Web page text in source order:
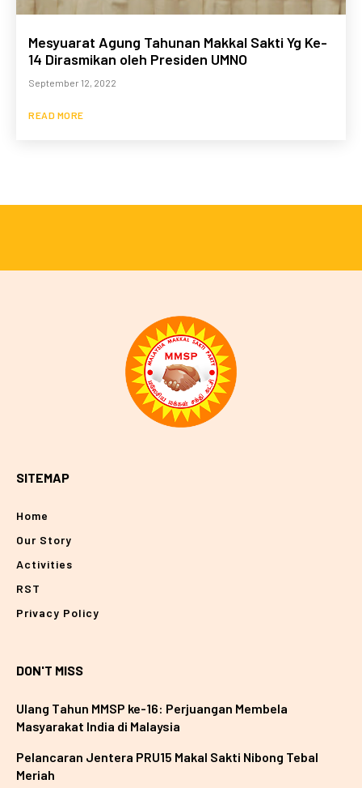
Mesyuarat Agung Tahunan Makkal Sakti Yg Ke-
14 Dirasmikan oleh Presiden UMNO
September 12, 2022
READ MORE
SITEMAP
Home
Our Story
Activities
RST
Privacy Policy
DON'T MISS
Ulang Tahun MMSP ke-16: Perjuangan Membela
Masyarakat India di Malaysia
Pelancaran Jentera PRU15 Makal Sakti Nibong Tebal
Meriah